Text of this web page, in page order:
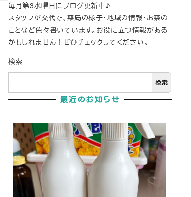
毎月第3水曜日にブログ更新中♪
スタッフが交代で、薬局の様子・地域の情報・お薬の
ことなど色々書いています。お役に立つ情報がある
かもしれません！ぜひチェックしてください。
検索
検索
最近のお知らせ